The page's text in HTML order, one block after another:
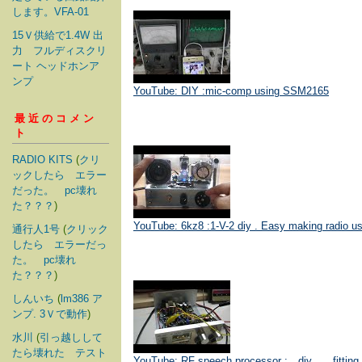
します。VFA-01
15Ｖ供給で1.4W 出
力 フルディスクリ
ート ヘッドホンア
ンプ
最近のコメン
ト
RADIO KITS (クリ
ックしたら エラー
だった。 pc壊れ
た？？？ )
通行人1号 (クリック
したら エラーだっ
た。 pc壊れ
た？？？ )
しんいち ( lm386 ア
ンプ. 3Ｖで動作)
水川 (引っ越しして
たら壊れた テスト
YouTube: DIY :mic-comp using SSM2165
YouTube: 6kz8 :1-V-2 diy . Easy making radio